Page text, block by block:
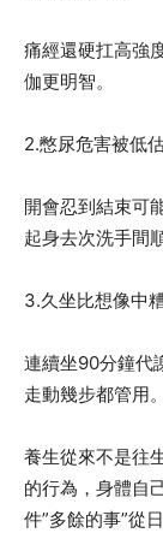
痛經還硬扛高強
伽更明智。
2.憋尿危害被低
開會忍到結束可
起身去次洗手間
3.久坐比想像中
連續坐90分鐘代
走動幾步都管用。
養生從來不是往
的行為，身體自
件”多餘的事”從